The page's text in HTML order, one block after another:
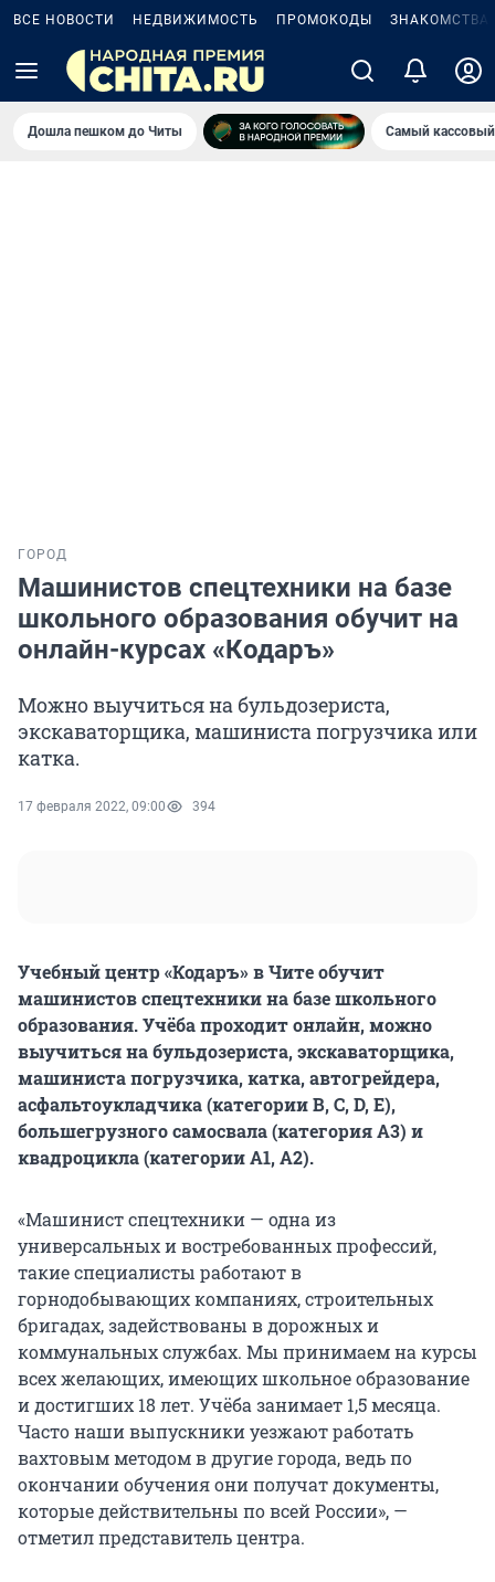
ВСЕ НОВОСТИ НЕДВИЖИМОСТЬ ПРОМОКОДЫ ЗНАКОМСТВА
Дошла пешком до Читы Самый
ГОРОД
Машинистов спецтехники на базе
школьного образования обучит на
онлайн-курсах «Кодаръ»
Можно выучиться на бульдозериста,
экскаваторщика, машиниста погрузчика или
катка.
17 февраля 2022, 09:00 394
Учебный центр «Кодаръ» в Чите обучит
машинистов спецтехники на базе школьного
образования. Учёба проходит онлайн, можно
выучиться на бульдозериста, экскаваторщика,
машиниста погрузчика, катка, автогрейдера,
асфальтоукладчика (категории B, C, D, E),
большегрузного самосвала (категория А3) и
квадроцикла (категории А1, А2).
«Машинист спецтехники — одна из
универсальных и востребованных профессий,
такие специалисты работают в
горнодобывающих компаниях, строительных
бригадах, задействованы в дорожных и
коммунальных службах. Мы принимаем на курсы
всех желающих, имеющих школьное образование
и достигших 18 лет. Учёба занимает 1,5 месяца.
Часто наши выпускники уезжают работать
вахтовым методом в другие города, ведь по
окончании обучения они получат документы,
которые действительны по всей России», —
отметил представитель центра.